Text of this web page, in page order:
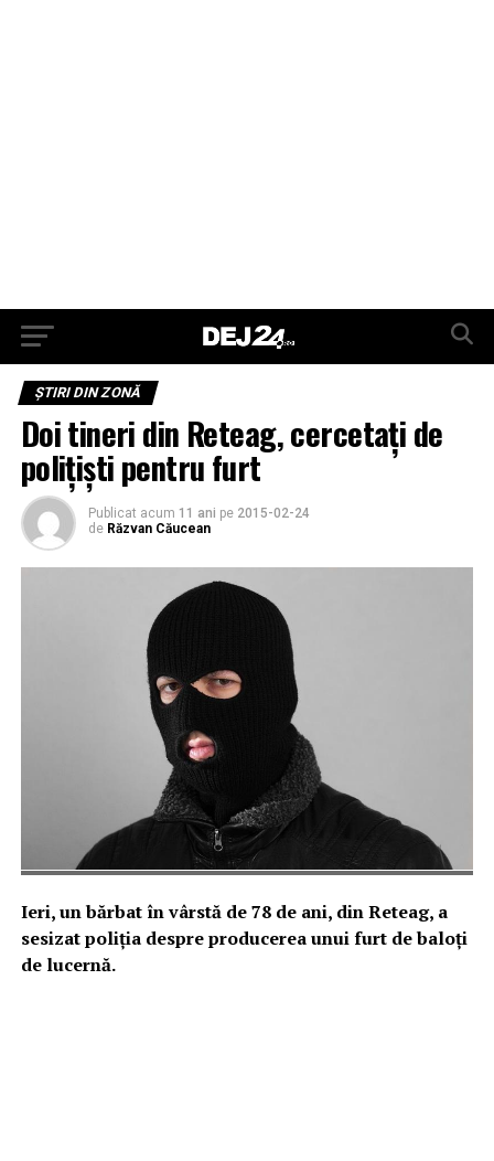
ŞTIRI DIN ZONĂ
Doi tineri din Reteag, cercetați de
polițiști pentru furt
Publicat acum 11 ani pe 2015-02-24
de Răzvan Căucean
Ieri, un bărbat în vârstă de 78 de ani, din Reteag, a
sesizat poliţia despre producerea unui furt de baloţi
de lucernă.